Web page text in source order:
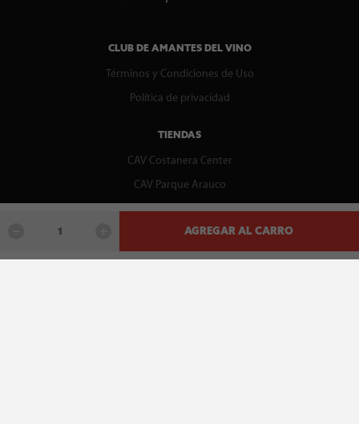
AGREGAR AL CARRO
CLUB DE AMANTES DEL VINO
Términos y Condiciones de Uso
Política de privacidad
TIENDAS
CAV Costanera Center
CAV Parque Arauco